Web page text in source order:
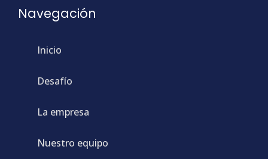
Navegación
Inicio
Desafío
La empresa
Nuestro equipo